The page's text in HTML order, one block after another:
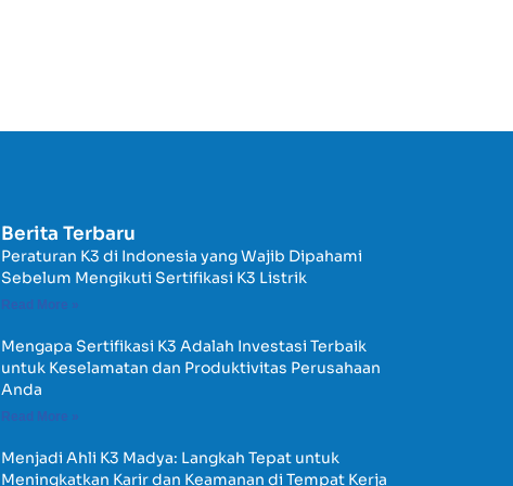
Berita Terbaru
Peraturan K3 di Indonesia yang Wajib Dipahami
Sebelum Mengikuti Sertifikasi K3 Listrik
Read More »
Mengapa Sertifikasi K3 Adalah Investasi Terbaik
untuk Keselamatan dan Produktivitas Perusahaan
Anda
Read More »
Menjadi Ahli K3 Madya: Langkah Tepat untuk
Meningkatkan Karir dan Keamanan di Tempat Kerja